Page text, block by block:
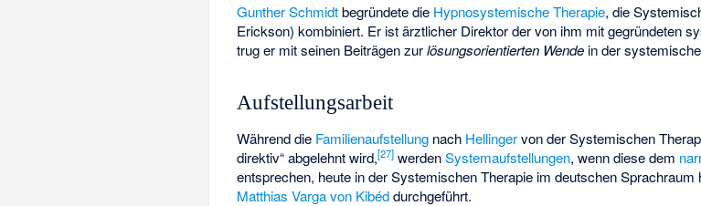
Gunther Schmidtbegründete die Hypnosystemische Therapie, die
Erickson) kombiniert. Er ist ärztlicher Direktor der von ihm mit gegründeten
trug er mit seinen Beiträgen zurlösungsorientierten Wende in der
Aufstellungsarbeit
Während die Familienaufstellung nach Hellingervon der Systemischen
direktiv“ abgelehnt wird,[27] werdenSystemaufstellungen, wenn diese dem
entsprechen, heute in der Systemischen Therapie im deutschen Sprachraum
Matthias Varga von Kibéddurchgeführt.